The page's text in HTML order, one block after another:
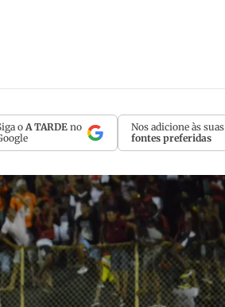
oA TARDE no
Nos adicione às suas
fontes preferidas